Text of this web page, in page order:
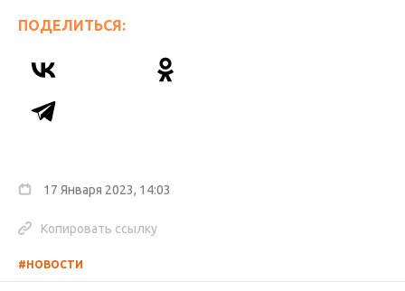
ПОДЕЛИТЬСЯ:
17 Января 2023, 14:03
Копировать ссылку
#НОВОСТИ